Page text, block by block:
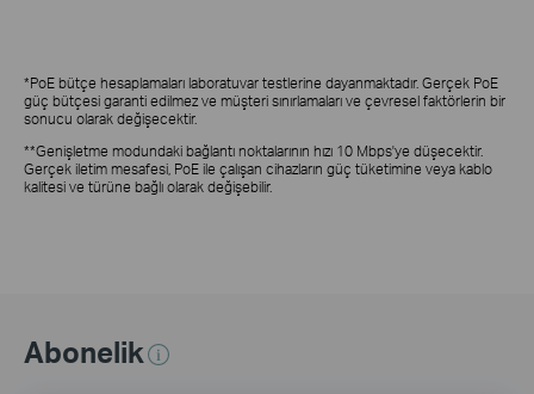
*PoE bütçe hesaplamaları laboratuvar testlerine dayanmaktadır. Gerçek PoE
güç bütçesi garanti edilmez ve müşteri sınırlamaları ve çevresel faktörlerin bir
sonucu olarak değişecektir.
**Genişletme modundaki bağlantı noktalarının hızı 10 Mbps'ye düşecektir.
Gerçek iletim mesafesi, PoE ile çalışan cihazların güç tüketimine veya kablo
kalitesi ve türüne bağlı olarak değişebilir.
Abonelik